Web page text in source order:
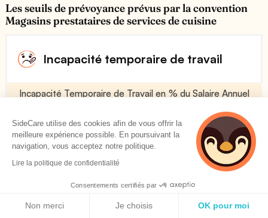
Les seuils de prévoyance prévus par la convention
Magasins prestataires de services de cuisine
Incapacité temporaire de travail
Incapacité Temporaire de Travail en % du Salaire Annuel
Voir plus
Franchise en Jours
SideCare utilise des cookies afin de vous offrir la
meilleure expérience possible. En poursuivant la
navigation, vous acceptez notre politique.
Lire la politique de confidentialité
Consentements certifiés par
Non merci Je choisis OK pour moi